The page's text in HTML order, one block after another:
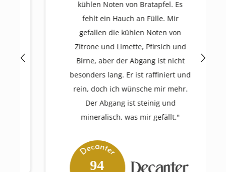
kühlen Noten von Bratapfel. Es
fehlt ein Hauch an Fülle. Mir
gefallen die kühlen Noten von
Zitrone und Limette, Pfirsich und
Birne, aber der Abgang ist nicht
besonders lang. Er ist raffiniert und
rein, doch ich wünsche mir mehr.
Der Abgang ist steinig und
mineralisch, was mir gefällt."